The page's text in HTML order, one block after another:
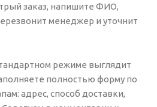
заказ, напишите ФИО,
менеджер и уточнит
режиме выглядит
полностью форму по
адрес, способ доставки,